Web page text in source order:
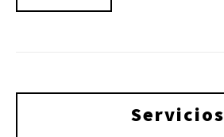
Servicios